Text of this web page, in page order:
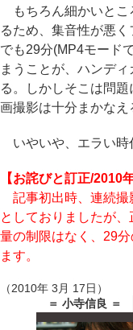
もちろん細かいとこ
るため、集音性が悪
でも29分(MP4モード
まうことが、ハンデ
る。しかしそこは問
画撮影は十分まかなえ
いやいや、エラい時
【お詫びと訂正/2010
記事初出時、連続撮
としておりましたが
量の制限はなく、29
ます。
（2010年 3月 17日）
＝ 小寺信良 ＝